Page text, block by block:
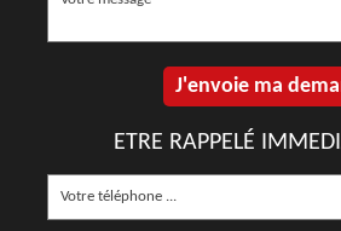
ETRE RAPPELÉ